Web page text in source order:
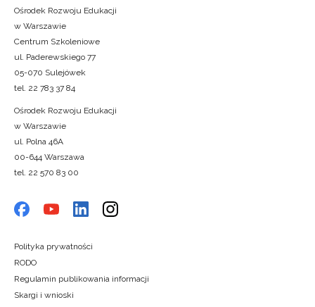
Ośrodek Rozwoju Edukacji
w Warszawie
Centrum Szkoleniowe
ul. Paderewskiego 77
05-070 Sulejówek
tel. 22 783 37 84
Ośrodek Rozwoju Edukacji
w Warszawie
ul. Polna 46A
00-644 Warszawa
tel. 22 570 83 00
Polityka prywatności
RODO
Regulamin publikowania informacji
Skargi i wnioski